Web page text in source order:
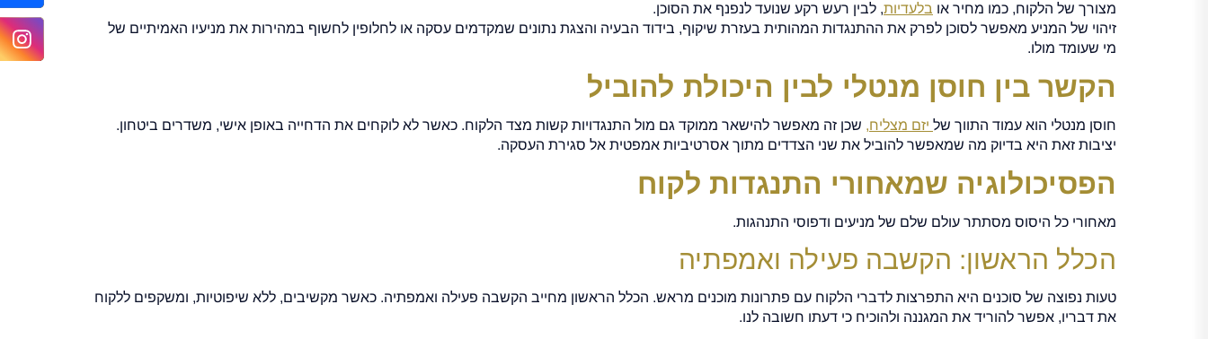
מצורך של הלקוח, כמו מחיר או בלעדיות, לבין רעש רקע שנועד לנפנף את הסוכן.
זיהוי של המניע מאפשר לסוכן לפרק את ההתנגדות המהותית בעזרת שיקוף, בידוד הבעיה והצגת נתונים שמקדמים עסקה או לחלופין לחשוף במהירות את מניעיו האמיתיים של
מי שעומד מולו.
הקשר בין חוסן מנטלי לבין היכולת להוביל
חוסן מנטלי הוא עמוד התווך של יזם מצליח, שכן זה מאפשר להישאר ממוקד גם מול התנגדויות קשות מצד הלקוח. כאשר לא לוקחים את הדחייה באופן אישי, משדרים ביטחון.
יציבות זאת היא בדיוק מה שמאפשר להוביל את שני הצדדים מתוך אסרטיביות אמפטית אל סגירת העסקה.
הפסיכולוגיה שמאחורי התנגדות לקוח
מאחורי כל היסוס מסתתר עולם שלם של מניעים ודפוסי התנהגות.
הכלל הראשון: הקשבה פעילה ואמפתיה
טעות נפוצה של סוכנים היא התפרצות לדברי הלקוח עם פתרונות מוכנים מראש. הכלל הראשון מחייב הקשבה פעילה ואמפתיה. כאשר מקשיבים, ללא שיפוטיות, ומשקפים ללקוח
את דבריו, אפשר להוריד את המגננה ולהוכיח כי דעתו חשובה לנו.